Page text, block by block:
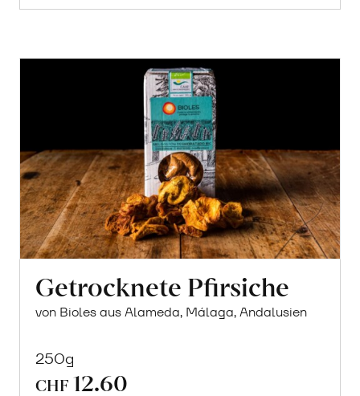
Getrocknete Pfirsiche
von Bioles aus Alameda, Málaga, Andalusien
250g
CHF 12.60